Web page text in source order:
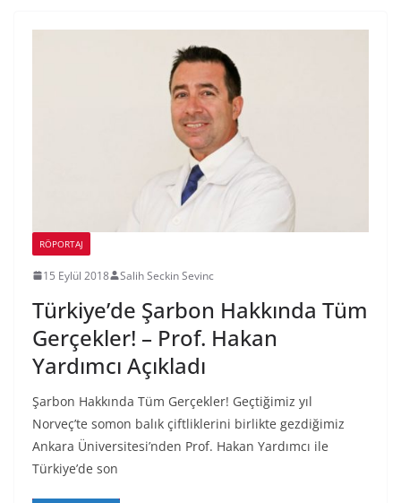
RÖPORTAJ
15 Eylül 2018 Salih Seckin Sevinc
Türkiye’de Şarbon Hakkında Tüm
Gerçekler! – Prof. Hakan
Yardımcı Açıkladı
Şarbon Hakkında Tüm Gerçekler! Geçtiğimiz yıl
Norveç’te somon balık çiftliklerini birlikte gezdiğimiz
Ankara Üniversitesi’nden Prof. Hakan Yardımcı ile
Türkiye’de son